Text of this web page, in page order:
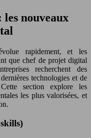
les nouveaux
rapidement, et les
que chef de projet digital
recherchent des
technologies et de
section explore les
les plus valorisées, et